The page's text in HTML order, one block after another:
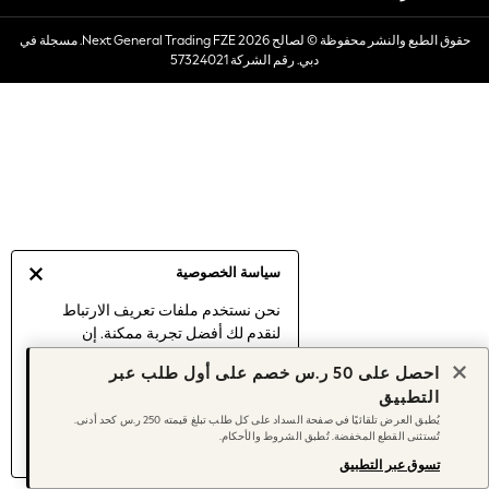
سياسة الخصوصية
نحن نستخدم ملفات تعريف الارتباط
لنقدم لك أفضل تجربة ممكنة. إن
موافقتك على استخدامنا لملفات تعريف
اكتشف المزيد عن إدارة إعدادات ملفات
تعريف الارتباط (الكوكيز).
Dresses
Occasionwear
Sets & Outfits
Sun Hats & Caps
Women's Holiday Shop
Women's Travel Styles
Dresses
Occasionwear
Linen Collection
Tops & T-Shirts
حقوق الطبع والنشر محفوظة © لصالح 2026 Next General Trading FZE. مسجلة في
دبي. رقم الشركة 57324021
احصل على 50 ر.س خصم على أول طلب عبر
التطبيق
يُطبق العرض تلقائيًا في صفحة السداد على كل طلب تبلغ قيمته 250 ر.س كحد أدنى.
تُستثنى القطع المخفضة. تُطبق الشروط والأحكام.
تسوق عبر التطبيق